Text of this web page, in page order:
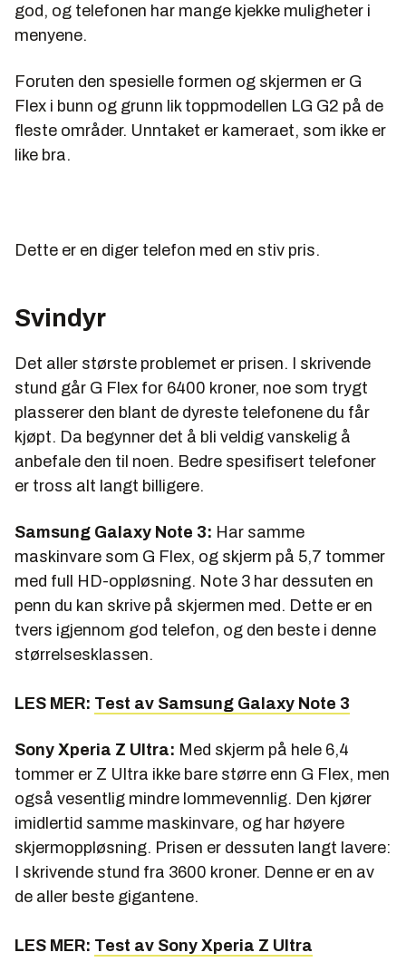
god, og telefonen har mange kjekke muligheter i
menyene.
Foruten den spesielle formen og skjermen er G
Flex i bunn og grunn lik toppmodellen LG G2 på de
fleste områder. Unntaket er kameraet, som ikke er
like bra.
Dette er en diger telefon med en stiv pris.
Svindyr
Det aller største problemet er prisen. I skrivende
stund går G Flex for 6400 kroner, noe som trygt
plasserer den blant de dyreste telefonene du får
kjøpt. Da begynner det å bli veldig vanskelig å
anbefale den til noen. Bedre spesifisert telefoner
er tross alt langt billigere.
Samsung Galaxy Note 3: Har samme
maskinvare som G Flex, og skjerm på 5,7 tommer
med full HD-oppløsning. Note 3 har dessuten en
penn du kan skrive på skjermen med. Dette er en
tvers igjennom god telefon, og den beste i denne
størrelsesklassen.
LES MER: Test av Samsung Galaxy Note 3
Sony Xperia Z Ultra: Med skjerm på hele 6,4
tommer er Z Ultra ikke bare større enn G Flex, men
også vesentlig mindre lommevennlig. Den kjører
imidlertid samme maskinvare, og har høyere
skjermoppløsning. Prisen er dessuten langt lavere:
I skrivende stund fra 3600 kroner. Denne er en av
de aller beste gigantene.
LES MER: Test av Sony Xperia Z Ultra